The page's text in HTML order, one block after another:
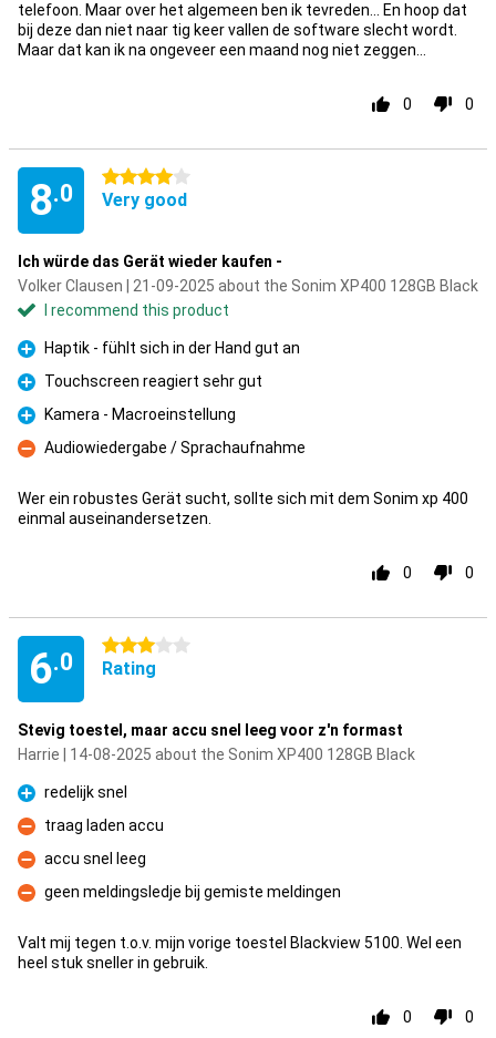
telefoon. Maar over het algemeen ben ik tevreden... En hoop dat
bij deze dan niet naar tig keer vallen de software slecht wordt.
Maar dat kan ik na ongeveer een maand nog niet zeggen...
0 0
8.0
4 stars
Very good
Ich würde das Gerät wieder kaufen -
Volker Clausen | 21-09-2025 about the Sonim XP400 128GB Black
I recommend this product
Pro
Haptik - fühlt sich in der Hand gut an
Pro
Touchscreen reagiert sehr gut
Pro
Kamera - Macroeinstellung
Con
Audiowiedergabe / Sprachaufnahme
Wer ein robustes Gerät sucht, sollte sich mit dem Sonim xp 400
einmal auseinandersetzen.
0 0
6.0
3 stars
Rating
Stevig toestel, maar accu snel leeg voor z'n formast
Harrie | 14-08-2025 about the Sonim XP400 128GB Black
Pro
redelijk snel
Con
traag laden accu
Con
accu snel leeg
Con
geen meldingsledje bij gemiste meldingen
Valt mij tegen t.o.v. mijn vorige toestel Blackview 5100. Wel een
heel stuk sneller in gebruik.
0 0